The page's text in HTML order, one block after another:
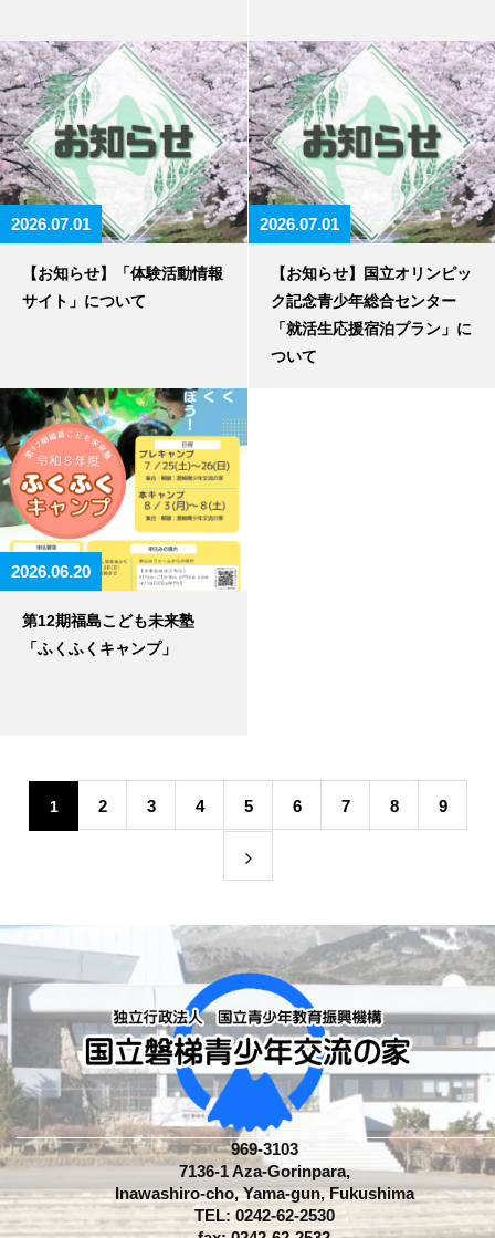
2026.07.01
【お知らせ】「体験活動情報
サイト」について
2026.07.01
【お知らせ】国立オリンピッ
ク記念青少年総合センター
「就活生応援宿泊プラン」に
ついて
2026.06.20
第12期福島こども未来塾
「ふくふくキャンプ」
1 2 3 4 5 6 7 8 9
969-3103
7136-1 Aza-Gorinpara,
Inawashiro-cho, Yama-gun, Fukushima
TEL: 0242-62-2530